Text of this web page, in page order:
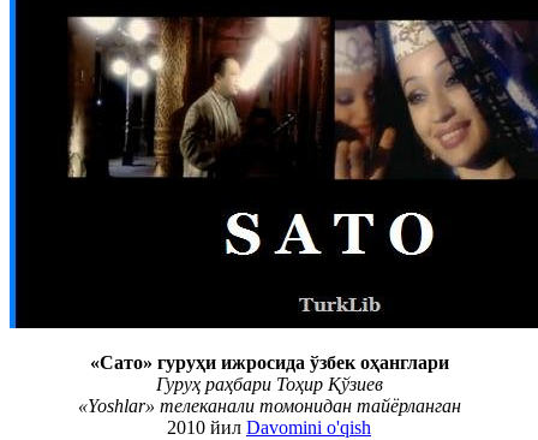
«Сато» гуруҳи ижросида ўзбек оҳанглари
Гуруҳ раҳбари Тоҳир Қўзиев
«Yoshlar» телеканали томонидан тайёрланган
2010 йил Davomini o'qish